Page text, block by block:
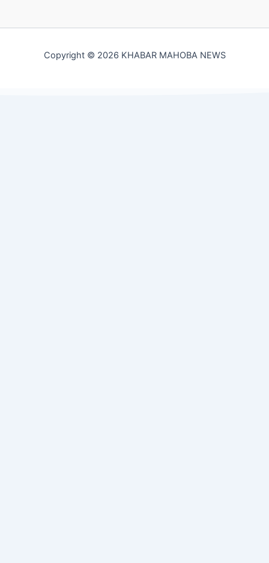
Copyright © 2026 KHABAR MAHOBA NEWS